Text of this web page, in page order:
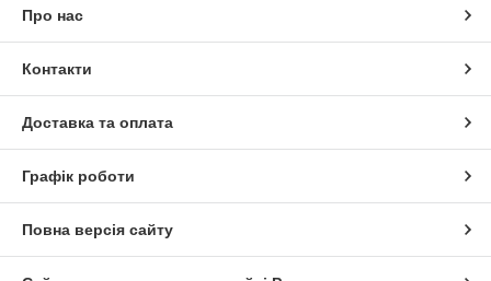
Про нас
Контакти
Доставка та оплата
Графік роботи
Повна версія сайту